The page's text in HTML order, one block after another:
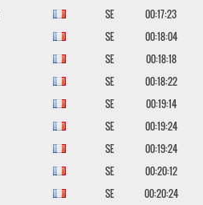
SE
00:17:23
SE
00:18:04
SE
00:18:18
SE
00:18:22
SE
00:19:14
SE
00:19:24
SE
00:19:24
SE
00:20:12
SE
00:20:24